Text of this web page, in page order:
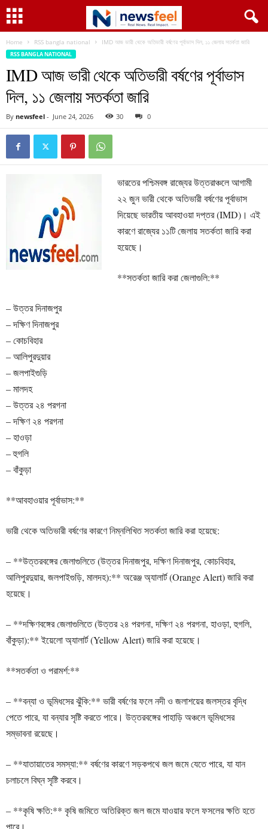
Home RSS bangla national IMD আজ ভারী থেকে অতিভারী বর্ষণের পূর্বাভাস দিল, ১১ জেলায় সতর্কতা জারি
RSS BANGLA NATIONAL
IMD আজ ভারী থেকে অতিভারী বর্ষণের পূর্বাভাস
দিল, ১১ জেলায় সতর্কতা জারি
By newsfeel - June 24, 2026 30 0
ভারতের পশ্চিমবঙ্গ রাজ্যের উত্তরাঞ্চলে আগামী
২২ জুন ভারী থেকে অতিভারী বর্ষণের পূর্বাভাস
দিয়েছে ভারতীয় আবহাওয়া দপ্তর (IMD)। এই
কারণে রাজ্যের ১১টি জেলায় সতর্কতা জারি করা
হয়েছে।
**সতর্কতা জারি করা জেলাগুলি:**
– উত্তর দিনাজপুর
– দক্ষিণ দিনাজপুর
– কোচবিহার
– আলিপুরদুয়ার
– জলপাইগুড়ি
– মালদহ
– উত্তর ২৪ পরগনা
– দক্ষিণ ২৪ পরগনা
– হাওড়া
– হুগলি
– বাঁকুড়া
**আবহাওয়ার পূর্বাভাস:**
ভারী থেকে অতিভারী বর্ষণের কারণে নিম্নলিখিত সতর্কতা জারি করা হয়েছে:
– **উত্তরবঙ্গের জেলাগুলিতে (উত্তর দিনাজপুর, দক্ষিণ দিনাজপুর, কোচবিহার,
আলিপুরদুয়ার, জলপাইগুড়ি, মালদহ):** অরেঞ্জ অ্যালার্ট (Orange Alert) জারি করা
হয়েছে।
– **দক্ষিণবঙ্গের জেলাগুলিতে (উত্তর ২৪ পরগনা, দক্ষিণ ২৪ পরগনা, হাওড়া, হুগলি,
বাঁকুড়া):** ইয়েলো অ্যালার্ট (Yellow Alert) জারি করা হয়েছে।
**সতর্কতা ও পরামর্শ:**
– **বন্যা ও ভূমিধসের ঝুঁকি:** ভারী বর্ষণের ফলে নদী ও জলাশয়ের জলস্তর বৃদ্ধি
পেতে পারে, যা বন্যার সৃষ্টি করতে পারে। উত্তরবঙ্গের পাহাড়ি অঞ্চলে ভূমিধসের
সম্ভাবনা রয়েছে।
– **যাতায়াতের সমস্যা:** বর্ষণের কারণে সড়কপথে জল জমে যেতে পারে, যা যান
চলাচলে বিঘ্ন সৃষ্টি করবে।
– **কৃষি ক্ষতি:** কৃষি জমিতে অতিরিক্ত জল জমে যাওয়ার ফলে ফসলের ক্ষতি হতে
পারে।